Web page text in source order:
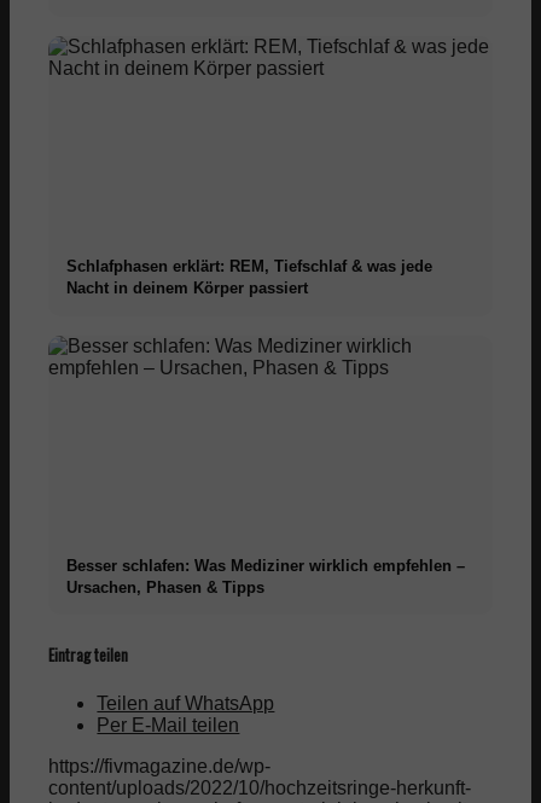
Schlafphasen erklärt: REM, Tiefschlaf & was jede
Nacht in deinem Körper passiert
Besser schlafen: Was Mediziner wirklich empfehlen –
Ursachen, Phasen & Tipps
Eintrag teilen
Teilen auf WhatsApp
Per E-Mail teilen
https://fivmagazine.de/wp-
content/uploads/2022/10/hochzeitsringe-herkunft-